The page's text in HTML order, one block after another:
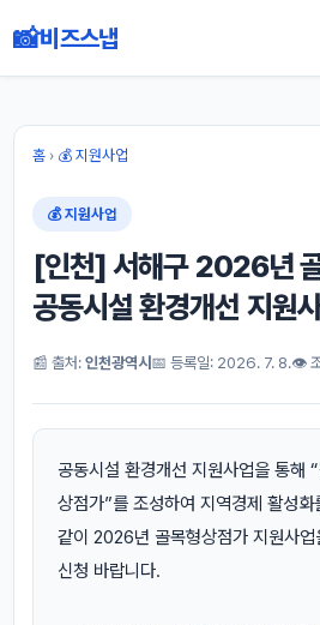
📸비즈스냅
홈› 💰 지원사업
💰 지원사업
[인천] 서해구 2026년
공동시설 환경개선 지원
📰 출처: 인천광역시📅 등록일: 2026. 7. 8.👁
공동시설 환경개선 지원사업을 통해
상점가”를 조성하여 지역경제 활성
같이 2026년 골목형상점가 지원사업
신청 바랍니다.